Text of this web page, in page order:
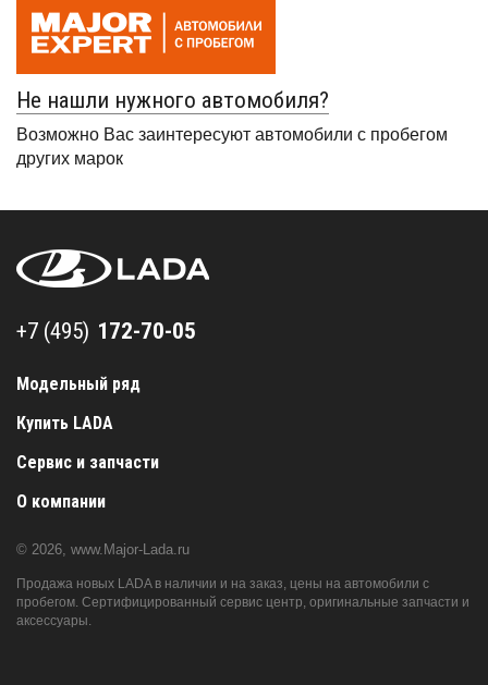
Не нашли нужного автомобиля?
Возможно Вас заинтересуют автомобили с пробегом
других марок
+7 (495)
+7 (495) 172-70-05
Модельный ряд
Купить LADA
Сервис и запчасти
О компании
© 2026, www.Major-Lada.ru
Продажа новых LADA в наличии и на заказ, цены на автомобили с
пробегом. Сертифицированный сервис центр, оригинальные запчасти и
аксессуары.